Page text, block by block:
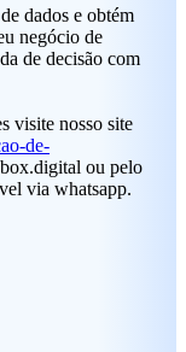
dados e obtém
negócio de
de decisão com
visite nosso site
de-
ou pelo
via whatsapp.